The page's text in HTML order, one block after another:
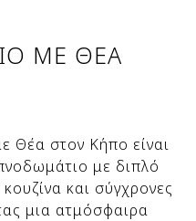
ΜΕ ΘΈΑ
Θέα στον Κήπο είναι
με διπλό
και σύγχρονες
μια ατμόσφαιρα